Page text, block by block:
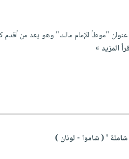
"موطأ الإمام مالك" وهو يعد من أقدم
المزيد »
' ( شاموا - لونان )